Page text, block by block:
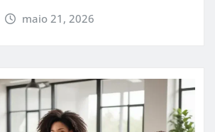
maio 21, 2026